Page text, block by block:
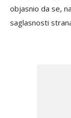
objasnio da se,
saglasnosti